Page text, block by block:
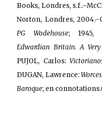
Books, Londres,
Norton, Londres,
PG Wodehouse; 1945,
Edwardian Britain. A
PUJOL, Carlos:
DUGAN, Lawrence:
Baroque; en